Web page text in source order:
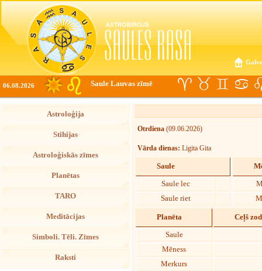
06.08.2026 Saule Lauvas zīmē
Astroloģija
Stihijas
Astroloģiskās zīmes
Planētas
TARO
Meditācijas
Simboli. Tēli. Zīmes
Raksti
Otrdiena (09.06.2026)
Vārda dienas: Ligita Gita
Saule
Saule lec
Saule riet
Planēta Ceļš
Saule
Mēness
Merkurs